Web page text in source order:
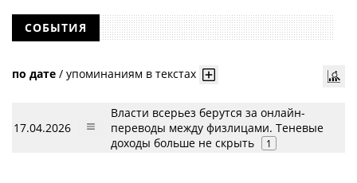
СОБЫТИЯ
по дате / упоминаниям в текстах
17.04.2026
Власти всерьез берутся за онлайн-
переводы между физлицами. Теневые
доходы больше не скрыть
1